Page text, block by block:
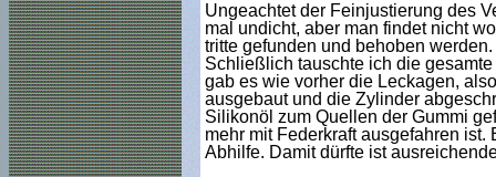
Ungeachtet der Feinjustierung des
mal undicht, aber man findet nicht
tritte gefunden und behoben
Schließlich tauschte ich die
gab es wie vorher die Leckagen,
ausgebaut und die Zylinder
Silikonöl zum Quellen der Gummi
mehr mit Federkraft ausgefahren
Abhilfe. Damit dürfte ist